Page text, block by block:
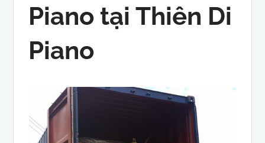
Piano tại Thiên Di
Piano